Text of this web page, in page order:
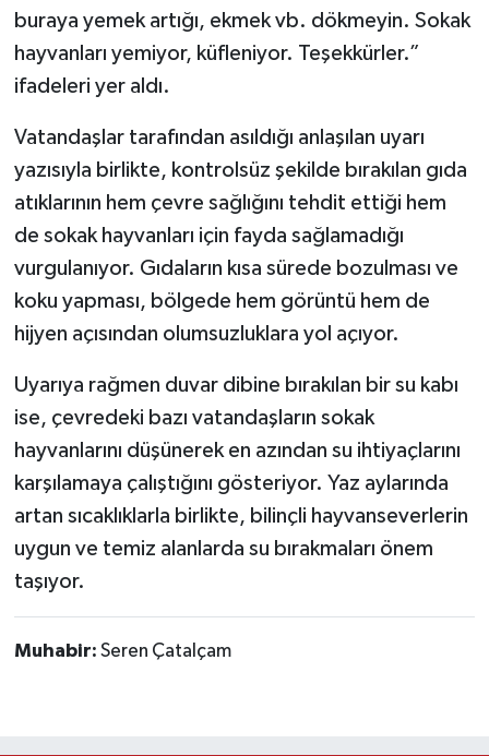
buraya yemek artığı, ekmek vb. dökmeyin. Sokak
hayvanları yemiyor, küfleniyor. Teşekkürler.”
ifadeleri yer aldı.
Vatandaşlar tarafından asıldığı anlaşılan uyarı
yazısıyla birlikte, kontrolsüz şekilde bırakılan gıda
atıklarının hem çevre sağlığını tehdit ettiği hem
de sokak hayvanları için fayda sağlamadığı
vurgulanıyor. Gıdaların kısa sürede bozulması ve
koku yapması, bölgede hem görüntü hem de
hijyen açısından olumsuzluklara yol açıyor.
Uyarıya rağmen duvar dibine bırakılan bir su kabı
ise, çevredeki bazı vatandaşların sokak
hayvanlarını düşünerek en azından su ihtiyaçlarını
karşılamaya çalıştığını gösteriyor. Yaz aylarında
artan sıcaklıklarla birlikte, bilinçli hayvanseverlerin
uygun ve temiz alanlarda su bırakmaları önem
taşıyor.
Muhabir: Seren Çatalçam